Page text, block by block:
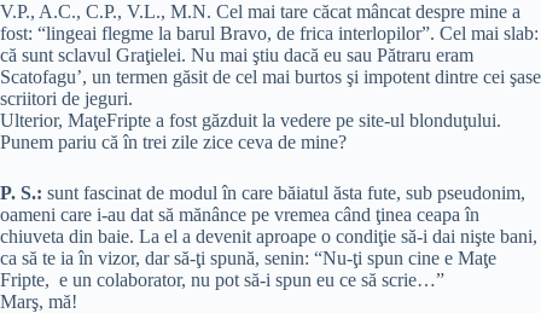
V.P., A.C., C.P., V.L., M.N. Cel mai tare căcat mâncat despre mine a
fost: “lingeai flegme la barul Bravo, de frica interlopilor”. Cel mai slab:
că sunt sclavul Graţielei. Nu mai ştiu dacă eu sau Pătraru eram
Scatofagu’, un termen găsit de cel mai burtos şi impotent dintre cei şase
scriitori de jeguri.
Ulterior, MaţeFripte a fost găzduit la vedere pe site-ul blonduţului.
Punem pariu că în trei zile zice ceva de mine?
P. S.: sunt fascinat de modul în care băiatul ăsta fute, sub pseudonim,
oameni care i-au dat să mănânce pe vremea când ţinea ceapa în
chiuveta din baie. La el a devenit aproape o condiţie să-i dai nişte bani,
ca să te ia în vizor, dar să-ţi spună, senin: “Nu-ţi spun cine e Maţe
Fripte, e un colaborator, nu pot să-i spun eu ce să scrie…”
Marş, mă!